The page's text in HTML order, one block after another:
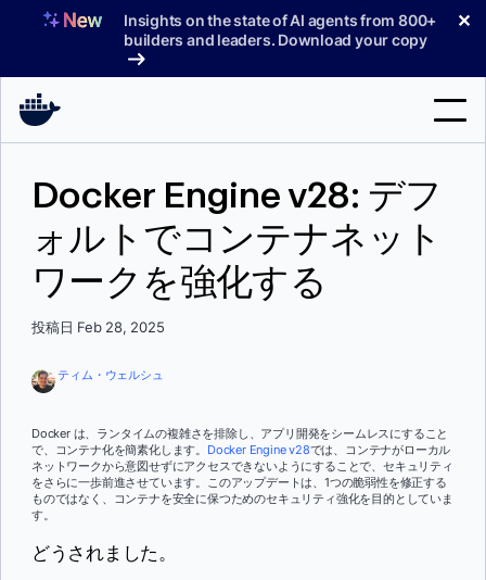
へ
Insights on the state of AI agents from 800+
builders and leaders. Download your copy
✕
サポート
索
サインイン
Docker Engine v28: デフ
ォルトでコンテナネット
ワークを強化する
投稿日 Feb 28, 2025
ティム・ウェルシュ
Docker は、ランタイムの複雑さを排除し、アプリ開発をシームレスにすること
で、コンテナ化を簡素化します。 Docker Engine v28では、コンテナがローカル
ネットワークから意図せずにアクセスできないようにすることで、セキュリティ
をさらに一歩前進させています。このアップデートは、1つの脆弱性を修正する
ものではなく、コンテナを安全に保つためのセキュリティ強化を目的としていま
す。
どうされました。